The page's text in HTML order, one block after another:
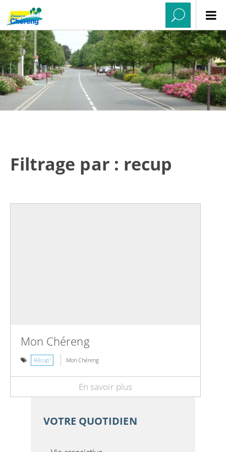
Filtrage par : recup
Mon Chéreng
Récup' Mon Chéreng
En savoir plus
VOTRE QUOTIDIEN